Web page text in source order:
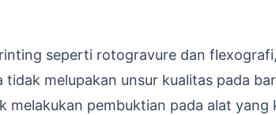
seperti rotogravure dan
melupakan unsur kualitas pada
pembuktian pada alat yang